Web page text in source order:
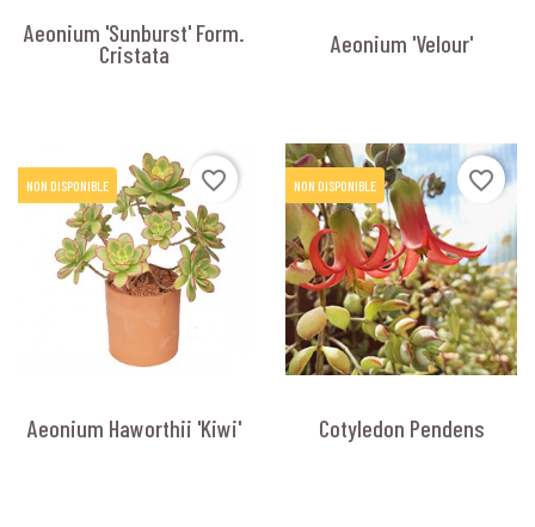
Aeonium 'Sunburst' Form.
Cristata Aeonium 'Velour'
NON DISPONIBLE favorite_border
Aeonium Haworthii 'Kiwi'
NON DISPONIBLE favorite_border
Cotyledon Pendens